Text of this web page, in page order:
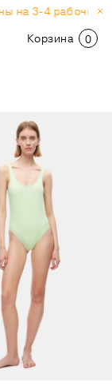
на 3-4 рабочих
Корзина 0